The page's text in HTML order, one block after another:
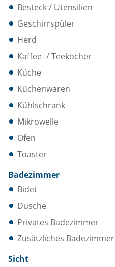
Besteck / Utensilien
Geschirrspüler
Herd
Kaffee- / Teekocher
Küche
Küchenwaren
Kühlschrank
Mikrowelle
Ofen
Toaster
Badezimmer
Bidet
Dusche
Privates Badezimmer
Zusätzliches Badezimmer
Sicht